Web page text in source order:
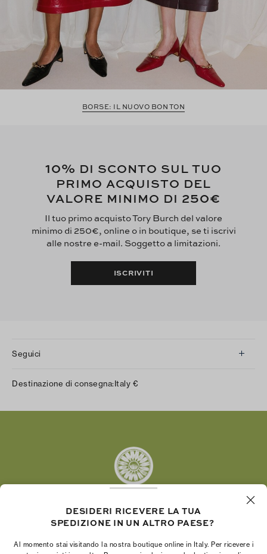
BORSE: IL NUOVO BON TON
10% DI SCONTO SUL TUO
PRIMO ACQUISTO DEL
VALORE MINIMO DI 250€
Il tuo primo acquisto Tory Burch del valore
minimo di 250€, online o in boutique, se ti iscrivi
alle nostre e-mail. Soggetto a limitazioni.
ISCRIVITI
Seguici
Twitter
LinkedIn
Destinazione di consegna:Italy €
La Fondazione Tory Burch promuove
DESIDERI RICEVERE LA TUA
SPEDIZIONE IN UN ALTRO PAESE?
Al momento stai visitando la nostra boutique online in Italy. Per ricevere i